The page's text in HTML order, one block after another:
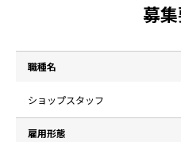
募
職種名
ショップスタッフ
雇用形態